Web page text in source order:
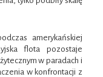
amerykańskiej
flota pozostaje
w paradach i
w konfrontacji z